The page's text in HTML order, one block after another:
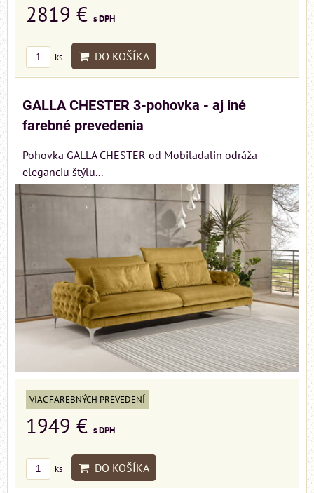
2819 € s DPH
ks DO KOŠÍKA
GALLA CHESTER 3-pohovka - aj iné
farebné prevedenia
Pohovka GALLA CHESTER od Mobiladalin odráža
eleganciu štýlu...
VIAC FAREBNÝCH PREVEDENÍ
1949 € s DPH
ks DO KOŠÍKA